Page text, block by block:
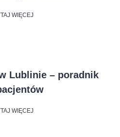
WIĘCEJ
Lublinie – poradnik
WIĘCEJ